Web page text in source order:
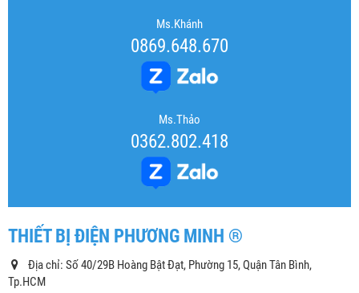
Ms.Khánh
0869.648.670
Ms.Thảo
0362.802.418
THIẾT BỊ ĐIỆN PHƯƠNG MINH ®
Địa chỉ: Số 40/29B Hoàng Bật Đạt, Phường 15, Quận Tân Bình,
Tp.HCM